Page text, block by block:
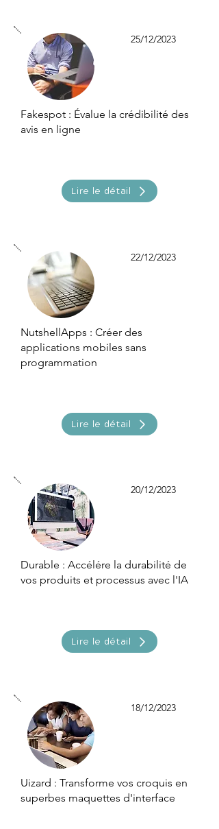
25/12/2023
Fakespot : Évalue la crédibilité des
avis en ligne
Lire le détail
22/12/2023
NutshellApps : Créer des
applications mobiles sans
programmation
Lire le détail
20/12/2023
Durable : Accélére la durabilité de
vos produits et processus avec l'IA
Lire le détail
18/12/2023
Uizard : Transforme vos croquis en
superbes maquettes d'interface